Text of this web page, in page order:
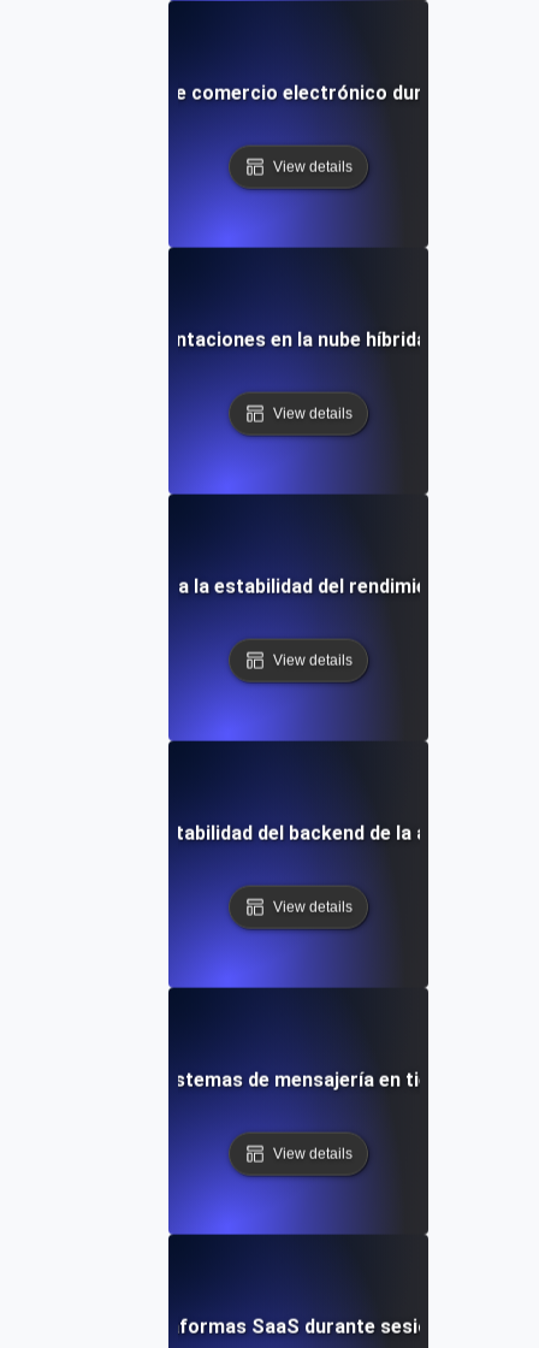
plataformas de comercio electrónico durante
View details
para implementaciones en la nube híbrida durante
View details
de resistencia para la estabilidad del rendimiento a largo
View details
para la estabilidad del backend de la aplicación
View details
resistencia para sistemas de mensajería en tiempo real a
View details
para plataformas SaaS durante sesiones de